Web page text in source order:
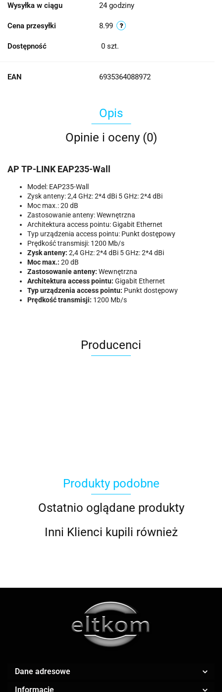
Wysyłka w ciągu 24 godziny
Cena przesyłki 8.99
Dostępność 0 szt.
EAN 6935364088972
Opis
Opinie i oceny (0)
AP TP-LINK EAP235-Wall
Model: EAP235-Wall
Zysk anteny: 2,4 GHz: 2*4 dBi 5 GHz: 2*4 dBi
Moc max.: 20 dB
Zastosowanie anteny: Wewnętrzna
Architektura access pointu: Gigabit Ethernet
Typ urządzenia access pointu: Punkt dostępowy
Prędkość transmisji: 1200 Mb/s
Zysk anteny: 2,4 GHz: 2*4 dBi 5 GHz: 2*4 dBi
Moc max.: 20 dB
Zastosowanie anteny: Wewnętrzna
Architektura access pointu: Gigabit Ethernet
Typ urządzenia access pointu: Punkt dostępowy
Prędkość transmisji: 1200 Mb/s
Producenci
ACOOL TOY
AMAZFIT
Produkty podobne
Ostatnio oglądane produkty
Inni Klienci kupili również
Dane adresowe
Informacje